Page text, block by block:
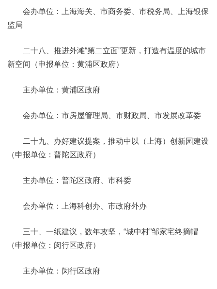
会办单位：上海海关、市商务委、市税务局、上海银保
监局
二十八、推进外滩“第二立面”更新，打造有温度的城市
新空间（申报单位：黄浦区政府）
主办单位：黄浦区政府
会办单位：市房屋管理局、市财政局、市发展改革委
二十九、办好建议提案，推动中以（上海）创新园建设
（申报单位：普陀区政府）
主办单位：普陀区政府、市科委
会办单位：上海科创办、市政府外办
三十、一纸建议，数年攻坚，“城中村”邹家宅终摘帽
（申报单位：闵行区政府）
主办单位：闵行区政府